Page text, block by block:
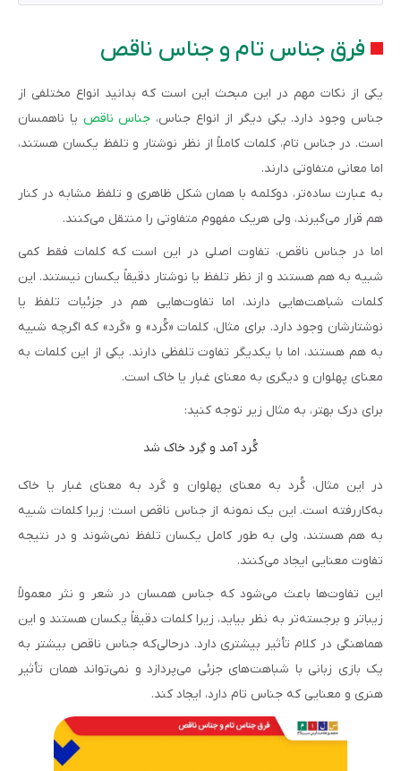
فرق جناس تام و جناس ناقص
یکی از نکات مهم در این مبحث این است که بدانید انواع مختلفی از
جناس وجود دارد. یکی دیگر از انواع جناس، جناس ناقص یا ناهمسان
است. در جناس تام، کلمات کاملاً از نظر نوشتار و تلفظ یکسان هستند،
اما معانی متفاوتی دارند.
به عبارت ساده‌تر، دوکلمه با همان شکل ظاهری و تلفظ مشابه در کنار
هم قرار می‌گیرند، ولی هریک مفهوم متفاوتی را منتقل می‌کنند.
اما در جناس ناقص، تفاوت اصلی در این است که کلمات فقط کمی
شبیه به هم هستند و از نظر تلفظ یا نوشتار دقیقاً یکسان نیستند. این
کلمات شباهت‌هایی دارند، اما تفاوت‌هایی هم در جزئیات تلفظ یا
نوشتارشان وجود دارد. برای مثال، کلمات «گُرد» و «گَرد» که اگرچه شبیه
به هم هستند، اما با یکدیگر تفاوت تلفظی دارند. یکی از این کلمات به
معنای پهلوان و دیگری به معنای غبار یا خاک است.
برای درک بهتر، به مثال زیر توجه کنید:
گُرد آمد و گِرد خاک شد
در این مثال، گُرد به معنای پهلوان و گَرد به معنای غبار یا خاک
به‌کاررفته است. این یک نمونه از جناس ناقص است؛ زیرا کلمات شبیه
به هم هستند، ولی به طور کامل یکسان تلفظ نمی‌شوند و در نتیجه
تفاوت معنایی ایجاد می‌کنند.
این تفاوت‌ها باعث می‌شود که جناس همسان در شعر و نثر معمولاً
زیباتر و برجسته‌تر به نظر بیاید، زیرا کلمات دقیقاً یکسان هستند و این
هماهنگی در کلام تأثیر بیشتری دارد. درحالی‌که جناس ناقص بیشتر به
یک بازی زبانی با شباهت‌های جزئی می‌پردازد و نمی‌تواند همان تأثیر
هنری و معنایی که جناس تام دارد، ایجاد کند.